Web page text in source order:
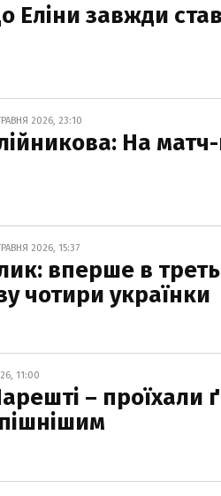
Еліни завжди
2026, 23:10
На матч-
2026, 15:37
вперше в
чотири українки
11:00
– проїхали